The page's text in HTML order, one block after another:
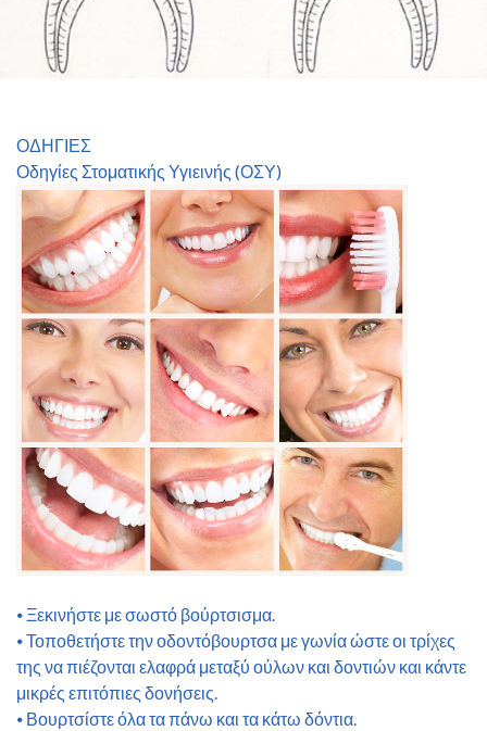
ΟΔΗΓΙΕΣ
Οδηγίες Στοματικής Υγιεινής (ΟΣΥ)
⦁ Ξεκινήστε με σωστό βούρτσισμα.
⦁ Τοποθετήστε την οδοντόβουρτσα με γωνία ώστε οι τρίχες
της να πιέζονται ελαφρά μεταξύ ούλων και δοντιών και κάντε
μικρές επιτόπιες δονήσεις.
⦁ Βουρτσίστε όλα τα πάνω και τα κάτω δόντια.